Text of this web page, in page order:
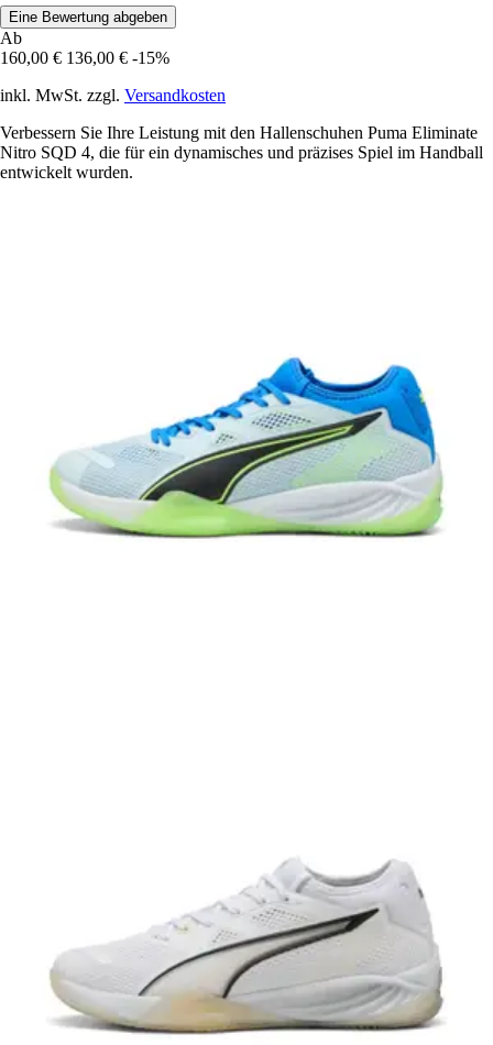
Eine Bewertung abgeben
Ab
160,00 € 136,00 € -15%
inkl. MwSt. zzgl. Versandkosten
Verbessern Sie Ihre Leistung mit den Hallenschuhen Puma Eliminate
Nitro SQD 4, die für ein dynamisches und präzises Spiel im Handball
entwickelt wurden.